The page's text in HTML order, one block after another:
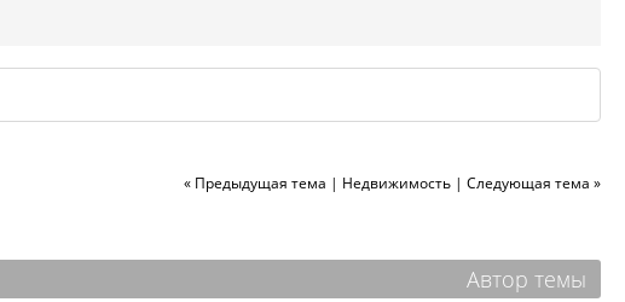
« Предыдущая тема | Недвижимость | Следующая тема »
Автор темы